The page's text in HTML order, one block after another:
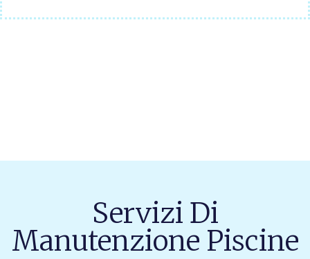
Servizi Di
Manutenzione Piscine